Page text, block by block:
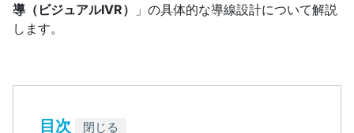
導（ビジュアルIVR）
」の具体的な導線設計について解説
します。
目次 閉じる